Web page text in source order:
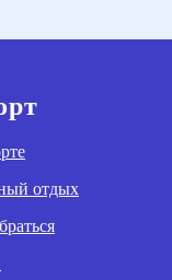
отдых